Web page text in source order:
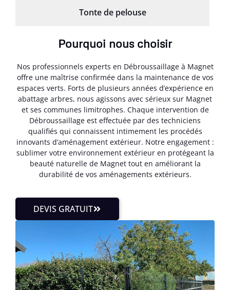
Tonte de pelouse
Pourquoi nous choisir
Nos professionnels experts en Débroussaillage à Magnet
offre une maîtrise confirmée dans la maintenance de vos
espaces verts. Forts de plusieurs années d’expérience en
abattage arbres, nous agissons avec sérieux sur Magnet
et ses communes limitrophes. Chaque intervention de
Débroussaillage est effectuée par des techniciens
qualifiés qui connaissent intimement les procédés
innovants d’aménagement extérieur. Notre engagement :
sublimer votre environnement extérieur en protégeant la
beauté naturelle de Magnet tout en améliorant la
durabilité de vos aménagements extérieurs.
DEVIS GRATUIT